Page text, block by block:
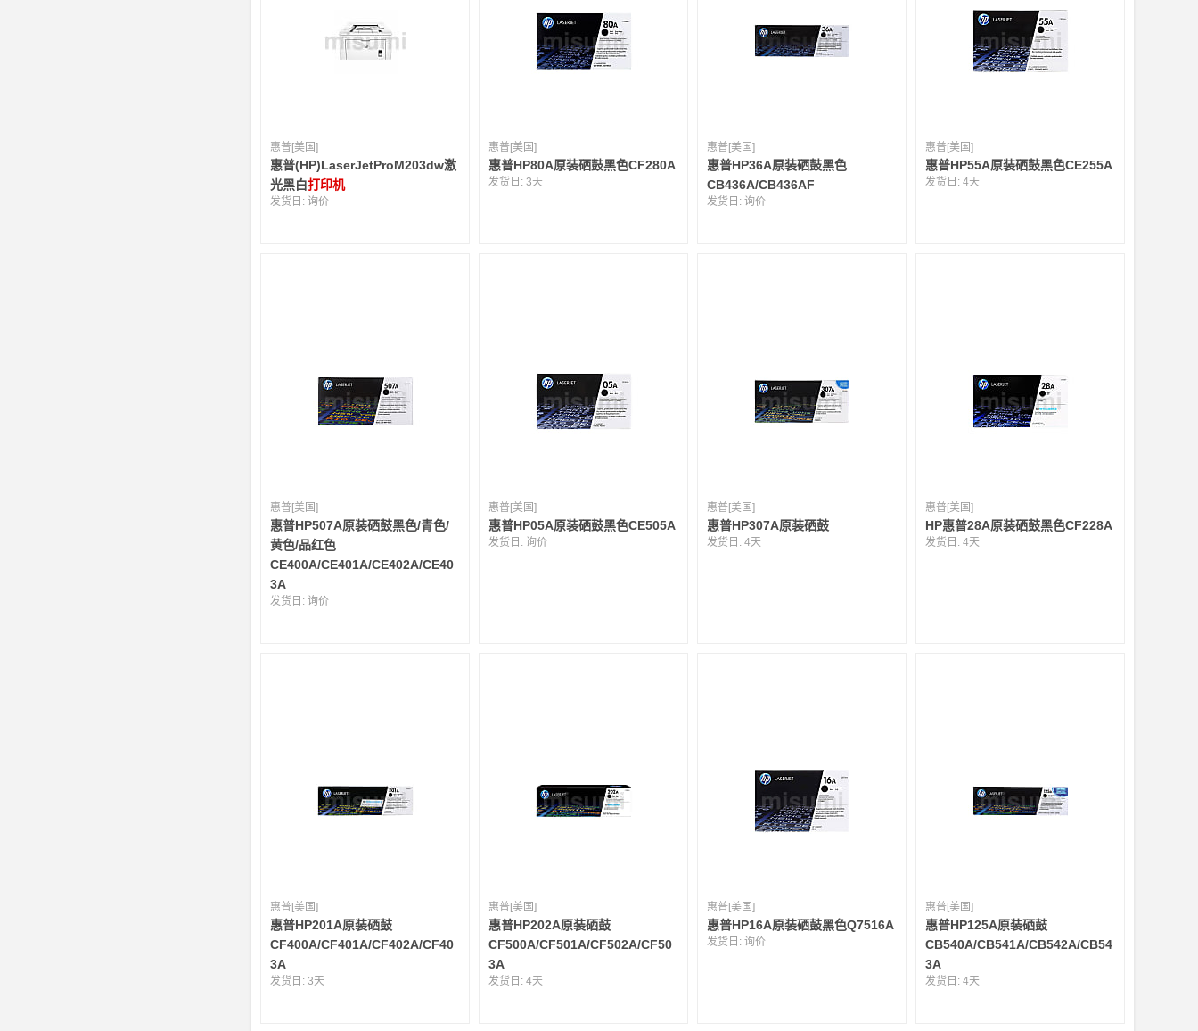
惠普[美国]
惠普(HP)LaserJetProM203dw激
光黑白打印机
发货日:询价
惠普[美国]
惠普HP80A原装硒鼓黑色CF280A
发货日:3天
惠普[美国]
惠普HP36A原装硒鼓黑色
CB436A/CB436AF
发货日:询价
惠普[美国]
惠普HP55A原装硒鼓黑色CE255A
发货日:4天
惠普[美国]
惠普HP507A原装硒鼓黑色/青色/
黄色/品红色
CE400A/CE401A/CE402A/CE40
3A
发货日:询价
惠普[美国]
惠普HP05A原装硒鼓黑色CE505A
发货日:询价
惠普[美国]
惠普HP307A原装硒鼓
发货日:4天
惠普[美国]
HP惠普28A原装硒鼓黑色CF228A
发货日:4天
惠普[美国]
惠普HP201A原装硒鼓
CF400A/CF401A/CF402A/CF40
3A
发货日:3天
惠普[美国]
惠普HP202A原装硒鼓
CF500A/CF501A/CF502A/CF50
3A
发货日:4天
惠普[美国]
惠普HP16A原装硒鼓黑色Q7516A
发货日:询价
惠普[美国]
惠普HP125A原装硒鼓
CB540A/CB541A/CB542A/CB54
3A
发货日:4天